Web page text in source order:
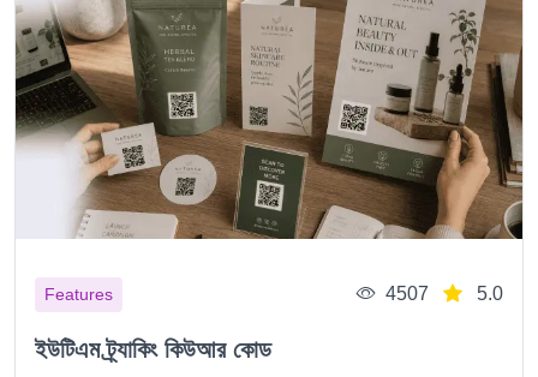
Features 4507 5.0
ইউটিএম ট্র্যাকিং কিউআর কোড